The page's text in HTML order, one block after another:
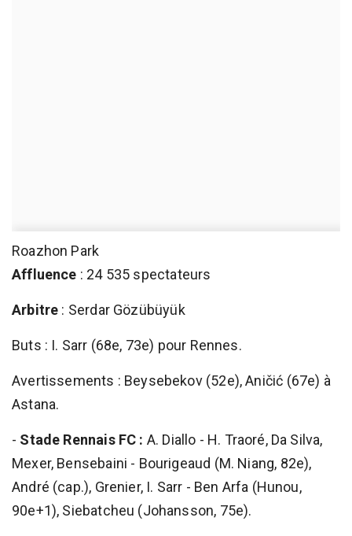
Roazhon Park
Affluence : 24 535 spectateurs
Arbitre : Serdar Gözübüyük
Buts : I. Sarr (68e, 73e) pour Rennes.
Avertissements : Beysebekov (52e), Aničić (67e) à
Astana.
- Stade Rennais FC : A. Diallo - H. Traoré, Da Silva,
Mexer, Bensebaini - Bourigeaud (M. Niang, 82e),
André (cap.), Grenier, I. Sarr - Ben Arfa (Hunou,
90e+1), Siebatcheu (Johansson, 75e).